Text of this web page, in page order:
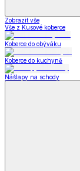
Zobrazit vše
Vše z Kusové koberce
Koberce do obýváku
Koberce do kuchyně
Nášlapy na schody